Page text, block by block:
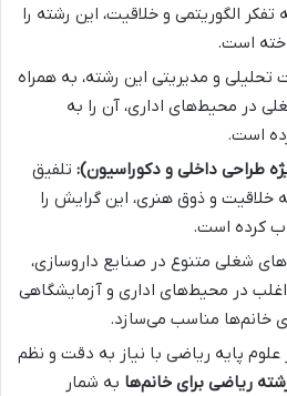
تفکر الگوریتمی و خلاقیت، این رشته را
است.
تحلیلی و مدیریتی این رشته، به همراه
در محیط‌های اداری، آن را به
است.
طراحی داخلی و دکوراسیون): تلفیق
خلاقیت و ذوق هنری، این گرایش را
کرده است.
شغلی متنوع در صنایع داروسازی،
در محیط‌های اداری و آزمایشگاهی
خانم‌ها مناسب می‌سازد.
علوم پایه ریاضی با نیاز به دقت و نظم
ریاضی برای خانم‌ها به شمار